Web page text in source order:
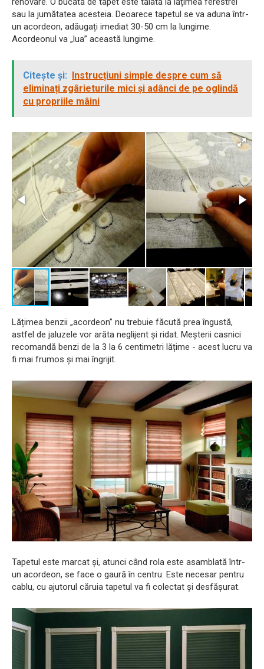
sau la jumătatea acesteia. Deoarece tapetul se va aduna într-
un acordeon, adăugați imediat 30-50 cm la lungime.
Acordeonul va „lua” această lungime.
Citește și: Instrucțiuni simple despre cum să
eliminați zgârieturile mici și adânci de pe oglindă
cu propriile mâini
Lățimea benzii „acordeon” nu trebuie făcută prea îngustă,
astfel de jaluzele vor arăta neglijent și ridat. Meșterii casnici
recomandă benzi de la 3 la 6 centimetri lățime - acest lucru va
fi mai frumos și mai îngrijit.
Tapetul este marcat și, atunci când rola este asamblată într-
un acordeon, se face o gaură în centru. Este necesar pentru
cablu, cu ajutorul căruia tapetul va fi colectat și desfășurat.